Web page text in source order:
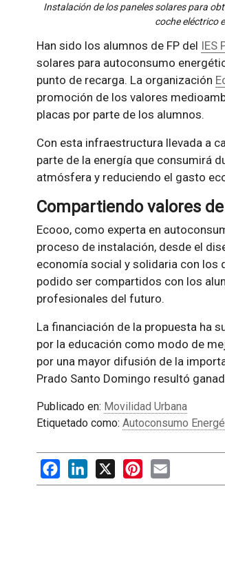
Instalación de los paneles solares para
coche eléctrico
Han sido los alumnos de FP del IES
solares para autoconsumo
punto de recarga. La organización
promoción de los valores
placas por parte de los alumnos.
Con esta infraestructura llevada a
parte de la energía que consumirá
atmósfera y reduciendo el gasto
Compartiendo valores
Ecooo, como experta en
proceso de instalación, desde el
economía social y solidaria con los
podido ser compartidos con los
profesionales del futuro.
La financiación de la propuesta ha
por la educación como modo de
por una mayor difusión de la
Prado Santo Domingo resultó
Publicado en: Movilidad Urbana
Etiquetado como: Autoconsumo
FacebookLinkedIn
X PinterestEmail